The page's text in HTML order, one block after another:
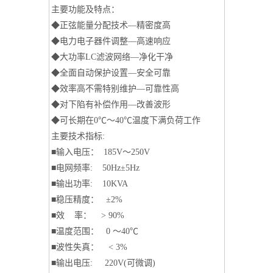
主要功能及特点：
◆正弦能量分配技术—精密度高
◆电力电子器件调整—高速响应
◆大功率LC滤波网络—净化干净
◆全面自动保护设置—安全可靠
◆效率高不需特别维护—可靠性高
◆对下陷有补偿作用—改善波形
◆可长期在0℃～40℃温度下满负荷工作
主要技术指标:
■输入电压： 185V～250V
■电网频率: 50Hz±5Hz
■输出功率: 10KVA
■稳压精度： ±2%
■效 率： > 90%
■温度范围： 0 ～40℃
■波性失真： < 3%
■输出电压: 220V(可微调)